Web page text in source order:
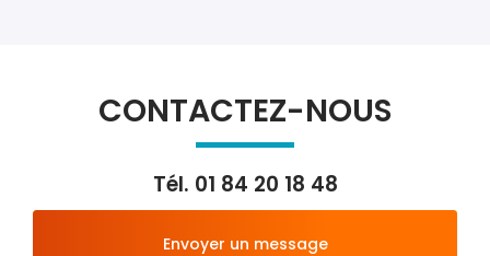
CONTACTEZ-NOUS
Tél. 01 84 20 18 48
Envoyer un message